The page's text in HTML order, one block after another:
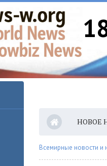
НОВОЕ
Всемирные новости и